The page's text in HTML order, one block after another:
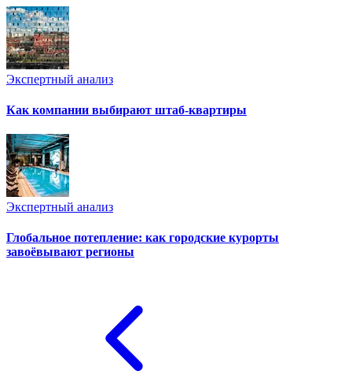
Экспертный анализ
Как компании выбирают штаб-квартиры
Экспертный анализ
Глобальное потепление: как городские курорты
завоёвывают регионы